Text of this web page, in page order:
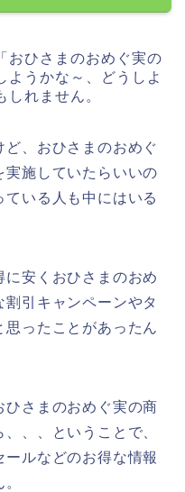
おひさまのおめぐ実の
ようかな～、どうしよ
しれません。
、おひさまのおめぐ
施していたらいいの
いる人も中にはいる
に安くおひさまのおめ
引キャンペーンやタ
ったことがあったん
ひさまのおめぐ実の商
、、ということで、
ルなどのお得な情報